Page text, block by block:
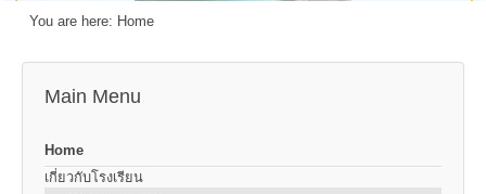
You are here: Home
Main Menu
Home
เกี่ยวกับโรงเรียน